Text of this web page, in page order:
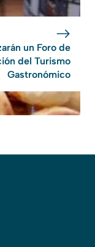
un Foro de
del Turismo
Gastronómico